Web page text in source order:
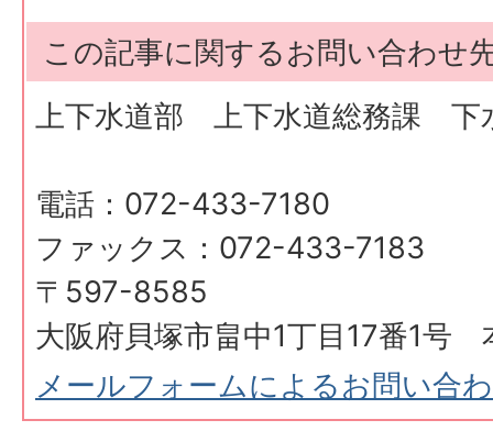
この記事に関するお問い合わせ
上下水道部 上下水道総務課 下
電話：072-433-7180
ファックス：072-433-7183
〒597-8585
大阪府貝塚市畠中1丁目17番1号
メールフォームによるお問い合